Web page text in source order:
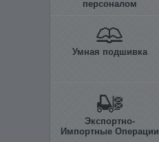
персоналом
Умная подшивка
Экспортно-
Импортные Операции